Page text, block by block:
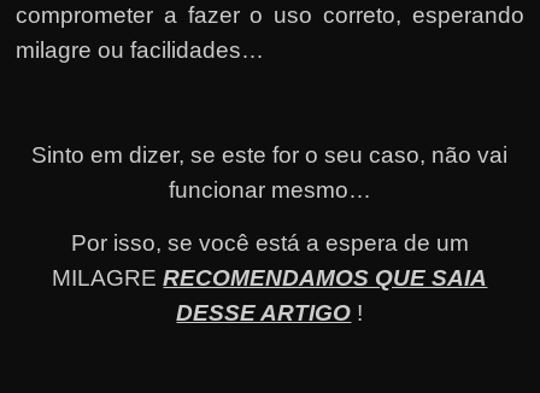
comprometer a fazer o uso correto, esperando
milagre ou facilidades…
Sinto em dizer, se este for o seu caso, não vai
funcionar mesmo…
Por isso, se você está a espera de um
MILAGRERECOMENDAMOS QUE SAIA
DESSE ARTIGO !